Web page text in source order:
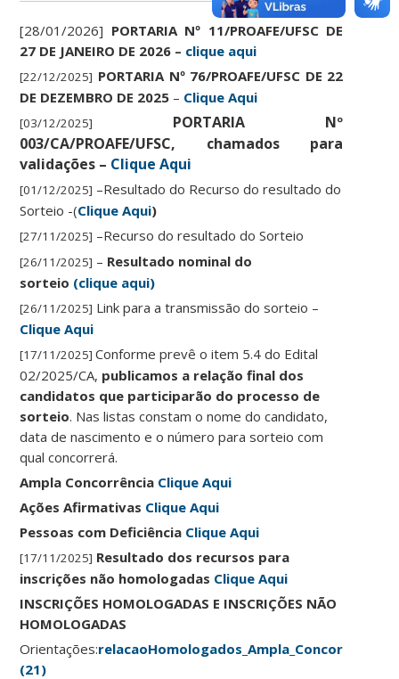
[28/01/2026] PORTARIA Nº 11/PROAFE/UFSC DE
27 DE JANEIRO DE 2026 – clique aqui
[22/12/2025] PORTARIA Nº 76/PROAFE/UFSC DE 22
DE DEZEMBRO DE 2025 – Clique Aqui
[03/12/2025]
PORTARIA Nº
003/CA/PROAFE/UFSC, chamados para
validações – Clique Aqui
[01/12/2025] –Resultado do Recurso do resultado do
Sorteio -(Clique Aqui)
[27/11/2025] –Recurso do resultado do Sorteio
[26/11/2025] – Resultado nominal do
sorteio (clique aqui)
[26/11/2025] Link para a transmissão do sorteio –
Clique Aqui
[17/11/2025]Conforme prevê o item 5.4 do Edital
02/2025/CA, publicamos a relação final dos
candidatos que participarão do processo de
sorteio. Nas listas constam o nome do candidato,
data de nascimento e o número para sorteio com
qual concorrerá.
Ampla Concorrência Clique Aqui
Ações Afirmativas Clique Aqui
Pessoas com Deficiência Clique Aqui
[17/11/2025] Resultado dos recursos para
inscrições não homologadas Clique Aqui
INSCRIÇÕES HOMOLOGADAS E INSCRIÇÕES NÃO
HOMOLOGADAS
Orientações:
(21)